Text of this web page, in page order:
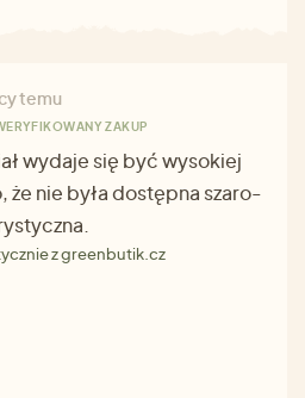
temu
ZAKUP
wydaje się być wysokiej
że nie była dostępna szaro-
z greenbutik.cz